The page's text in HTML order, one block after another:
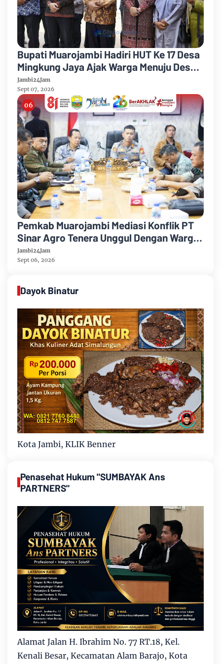
Bupati Muarojambi Hadiri HUT Ke 17 Desa
Mingkung Jaya Ajak Warga Menuju Desa
Mandiri 2026
Jambi24Jam
Sept 07, 2026
Pemkab Muarojambi Mediasi Konflik PT
Sinar Agro Tenera Unggul Dengan Warga
Sipin Teluk Duren
Jambi24Jam
Sept 06, 2026
Dayok Binatur
Kota Jambi, KLIK Benner
Penasehat Hukum "SUMBAYAK Ans
PARTNERS"
Alamat Jalan H. Ibrahim No. 77 RT.18, Kel.
Kenali Besar, Kecamatan Alam Barajo, Kota